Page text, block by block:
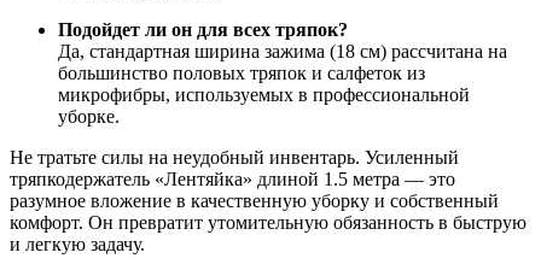
Подойдет ли он для всех тряпок?
Да, стандартная ширина зажима (18 см) рассчитана на
большинство половых тряпок и салфеток из
микрофибры, используемых в профессиональной
уборке.
Не тратьте силы на неудобный инвентарь. Усиленный
тряпкодержатель «Лентяйка» длиной 1.5 метра — это
разумное вложение в качественную уборку и собственный
комфорт. Он превратит утомительную обязанность в быструю
и легкую задачу.